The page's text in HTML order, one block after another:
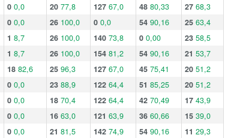
0 0,0 20 77,8 127 67,0 48 80,33 27 68,3
0 0,0 26 100,0 0 0,0 54 90,16 25 63,4
1 8,7 26 100,0 140 73,8 0 0,00 23 58,5
1 8,7 26 100,0 154 81,2 54 90,16 21 53,7
18 82,6 25 96,3 127 67,0 45 75,41 20 51,2
0 0,0 23 88,9 122 64,4 51 85,25 20 51,2
0 0,0 18 70,4 122 64,4 42 70,49 17 43,9
0 0,0 16 63,0 121 63,9 36 60,66 15 39,0
0 0,0 21 81,5 142 74,9 54 90,16 11 29,3